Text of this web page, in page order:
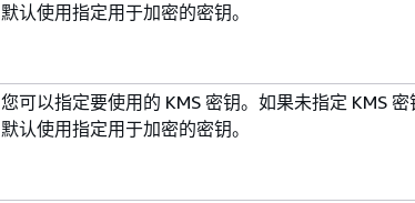
默认使用指定用于加密的密钥。
您可以指定要使用的 KMS 密钥。如果未指定 KMS 密
默认使用指定用于加密的密钥。